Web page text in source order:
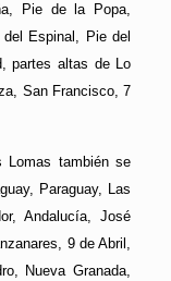
Pie de la Popa,
Espinal, Pie del
partes altas de Lo
San Francisco, 7
Lomas también se
Paraguay, Las
Andalucía, José
9 de Abril,
Nueva Granada,